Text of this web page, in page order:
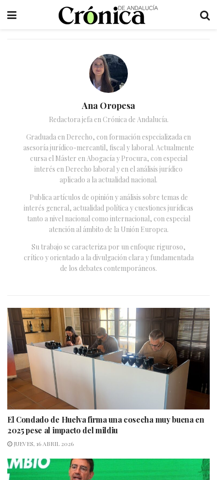
Ana Oropesa
Redactora jefa en Crónica de Andalucía.
Graduada en Derecho, con formación especializada en
asesoría jurídico-mercantil, fiscal y laboral. Actualmente
cursa el Máster en Abogacía y Procura, con especial
interés en Derecho laboral y en el análisis jurídico
aplicado a la actualidad nacional.
Publica artículos de opinión y análisis sobre temas de
interés general, actualidad política y cuestiones jurídicas
tanto a nivel nacional como internacional, con especial
atención al ámbito de la Unión Europea.
Su trabajo se caracteriza por un enfoque riguroso,
crítico y orientado a la divulgación clara y fundamentada
de los debates contemporáneos.
El Condado de Huelva firma una cosecha muy buena en
2025 pese al impacto del mildiu
JUEVES, 16 ABRIL 2026